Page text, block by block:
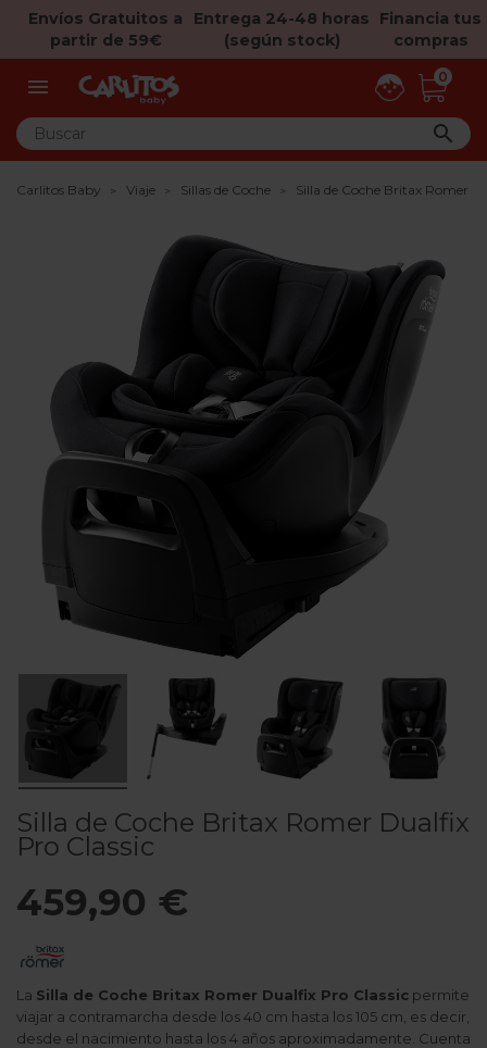
Envíos Gratuitos a
partir de 59€
Entrega 24-48 horas
(según stock)
Financia tus
compras
 0

Carlitos Baby Viaje Sillas de Coche Silla de Coche Britax Romer
Silla de Coche Britax Romer Dualfix
Pro Classic
459,90 €
La Silla de Coche Britax Romer Dualfix Pro Classic permite
viajar a contramarcha desde los 40 cm hasta los 105 cm, es decir,
desde el nacimiento hasta los 4 años aproximadamente. Cuenta